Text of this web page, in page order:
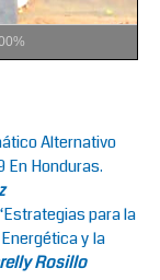
Alternativo
En Honduras.
para la
y la
Rosillo